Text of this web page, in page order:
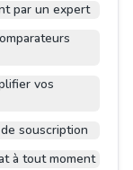
par un expert
vos
souscription
à tout moment